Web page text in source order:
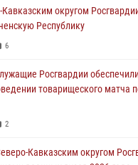
по стрелковой
юношеского туризма и
Росгвардии в зону СВО
округом
Республику
6
Росгвардии
товарищеского матча
2
Кавказским округом